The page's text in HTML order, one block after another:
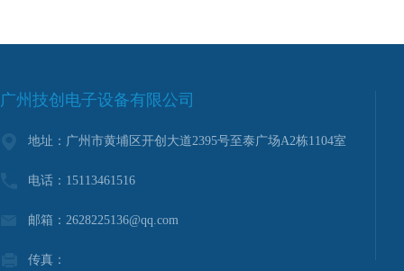
广州技创电子设备有限公司
地址：广州市黄埔区开创大道2395号至泰广场A2栋1104室
电话：15113461516
邮箱：2628225136@qq.com
传真：